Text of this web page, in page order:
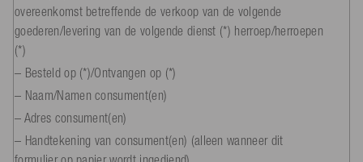
overeenkomst betreffende de verkoop van de volgende
goederen/levering van de volgende dienst (*) herroep/herroepen
(*)
– Besteld op (*)/Ontvangen op (*)
– Naam/Namen consument(en)
– Adres consument(en)
– Handtekening van consument(en) (alleen wanneer dit